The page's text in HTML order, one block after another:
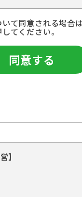
て同意される場合
てください。
同意する
】